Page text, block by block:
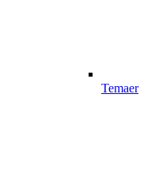
Temaer